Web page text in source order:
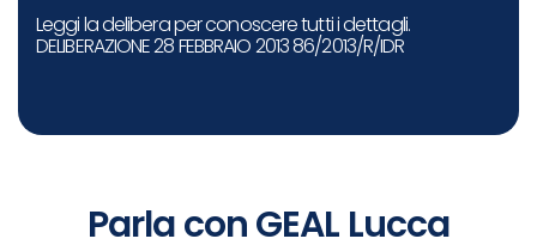
Leggi la delibera per conoscere tutti i dettagli.
DELIBERAZIONE 28 FEBBRAIO 2013 86/2013/R/IDR
Parla con GEAL Lucca